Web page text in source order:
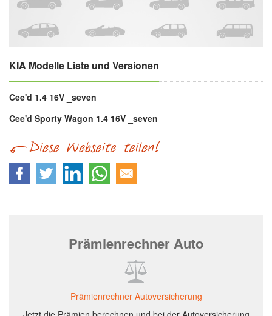
KIA Modelle Liste und Versionen
Cee'd 1.4 16V _seven
Cee'd Sporty Wagon 1.4 16V _seven
Prämienrechner Auto
Prämienrechner Autoversicherung